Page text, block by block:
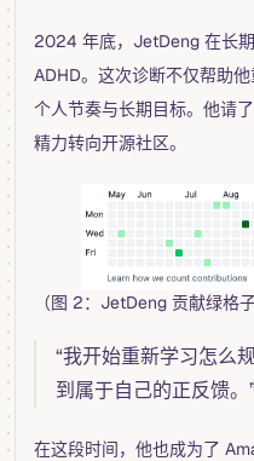
2024 年底，JetDeng 在长
ADHD。这次诊断不仅帮助
个人节奏与长期目标。他请
精力转向开源社区。
（图 2：JetDeng 贡献绿格子
“我开始重新学习怎么
到属于自己的正反馈。
在这段时间，他也成为了